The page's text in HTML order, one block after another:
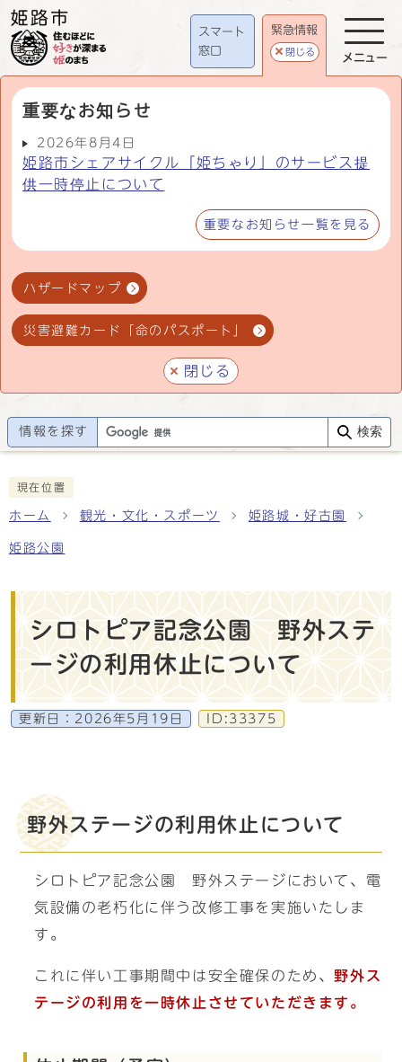
スマート
窓口
緊急情報
閉じる
重要なお知らせ
2026年8月4日
姫路市シェアサイクル「姫ちゃり」のサービス提
供一時停止について
重要なお知らせ一覧を見る
ハザードマップ
災害避難カード「命のパスポート」
閉じる
メニュー
情報を探す 検索
現在位置
ホーム 観光・文化・スポーツ 姫路城・好古園
姫路公園
シロトピア記念公園 野外ステ
ージの利用休止について
更新日： 2026年5月19日 ID:33375
野外ステージの利用休止について
シロトピア記念公園 野外ステージにおいて、電
気設備の老朽化に伴う改修工事を実施いたしま
す。
これに伴い工事期間中は安全確保のため、 野外ス
テージの利用を一時休止させていただきます。